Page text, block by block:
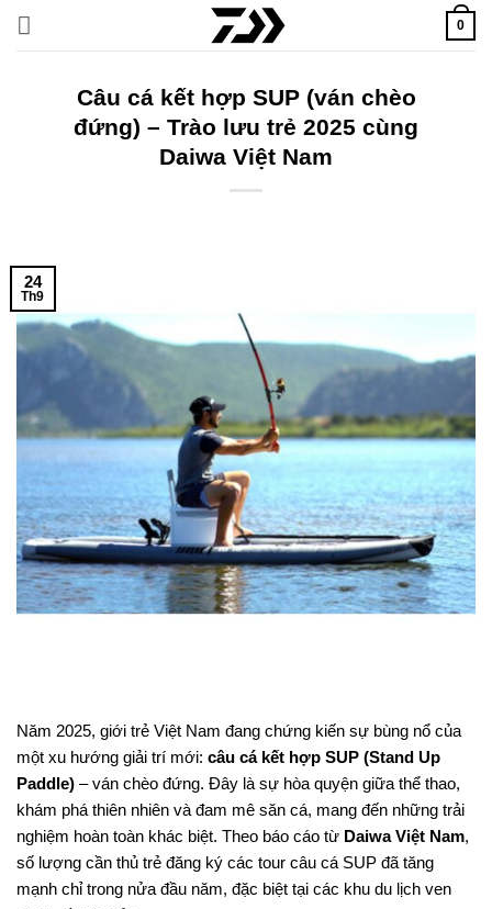
qua
0
Câu cá kết hợp SUP (ván chèo
đứng) – Trào lưu trẻ 2025 cùng
Daiwa Việt Nam
24
Th9
Năm 2025, giới trẻ Việt Nam đang chứng kiến sự bùng nổ của
một xu hướng giải trí mới: câu cá kết hợp SUP (Stand Up
Paddle) – ván chèo đứng. Đây là sự hòa quyện giữa thể thao,
khám phá thiên nhiên và đam mê săn cá, mang đến những trải
nghiệm hoàn toàn khác biệt. Theo báo cáo từ Daiwa Việt Nam,
số lượng cần thủ trẻ đăng ký các tour câu cá SUP đã tăng
mạnh chỉ trong nửa đầu năm, đặc biệt tại các khu du lịch ven